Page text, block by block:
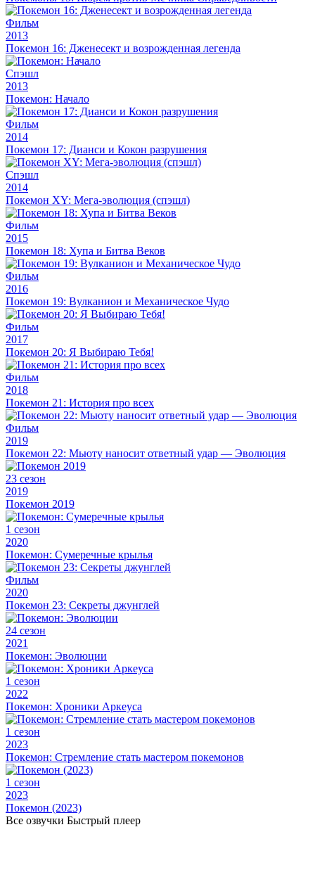
Фильм
2013
Покемон 16: Дженесект и возрожденная легенда
Спэшл
2013
Покемон: Начало
Фильм
2014
Покемон 17: Дианси и Кокон разрушения
Спэшл
2014
Покемон XY: Мега-эволюция (спэшл)
Фильм
2015
Покемон 18: Хупа и Битва Веков
Фильм
2016
Покемон 19: Вулканион и Механическое Чудо
Фильм
2017
Покемон 20: Я Выбираю Тебя!
Фильм
2018
Покемон 21: История про всех
Фильм
2019
Покемон 22: Мьюту наносит ответный удар — Эволюция
23 сезон
2019
Покемон 2019
1 сезон
2020
Покемон: Сумеречные крылья
Фильм
2020
Покемон 23: Секреты джунглей
24 сезон
2021
Покемон: Эволюции
1 сезон
2022
Покемон: Хроники Аркеуса
1 сезон
2023
Покемон: Стремление стать мастером покемонов
1 сезон
2023
Покемон (2023)
Все озвучки Быстрый плеер